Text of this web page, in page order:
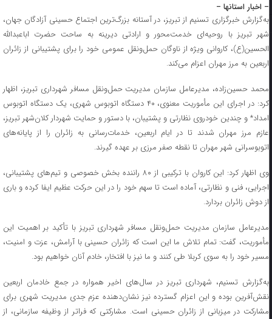
– اخبار استانها –
به‌گزارش خبرگزاری تسنیم از تبریز، در آستانه‌ بزرگ‌ترین اجتماع حسینی آزادگان جهان،
شهر تبریز با روحیه‌ای خدمت‌محور و ارادتی دیرینه به ساحت حضرت اباعبدالله
الحسین(ع)، کاروانی ویژه از ناوگان حمل‌ونقل عمومی خود را برای پشتیبانی از زائران
اربعین به مرز مهران اعزام می‌کند.
محمد حسین‌زاده، مدیرعامل سازمان مدیریت حمل‌ونقل مسافر شهرداری تبریز، اظهار
کرد: در اجرای این مأموریت معنوی، ۴۰ دستگاه اتوبوس شهری، یک دستگاه اتوبوس
امداد* و چندین خودروی نظارتی و پشتیبان، با دستور و حمایت شهردار کلان‌شهر تبریز،
عازم مرز مهران شدند تا در ایام اربعین، خدمات‌رسانی به زائران را از پایانه‌های
اتوبوسرانی شهر مهران تا نقطه صفر مرزی بر عهده گیرند.
وی اظهار کرد: این کاروان با ترکیبی از ۸۰ راننده بخش خصوصی و تیم‌های پشتیبانی،
اجرایی، فنی و نظارتی، آماده است تا سهم خود را در این حرکت عظیم ایفا کرده و باری
از دوش زائران بردارد.
مدیرعامل سازمان مدیریت حمل‌ونقل مسافر شهرداری تبریز با تأکید بر اهمیت این
مأموریت، گفت: تمام تلاش ما این است که زائران حسینی با آرامش، عزت و امنیت،
مسیر خود را به سوی کربلا طی کنند و ما نیز با افتخار، خادم آنان خواهیم بود.
به‌گزارش تسنیم، شهرداری تبریز در سال‌های اخیر همواره در جمع خادمان اربعین
نقش‌آفرین بوده و این اعزام گسترده نیز نشان‌دهنده‌ عزم جدی مدیریت شهری برای
مشارکت در میزبانی از زائران حسینی است. مشارکتی که فراتر از وظیفه‌ سازمانی، از